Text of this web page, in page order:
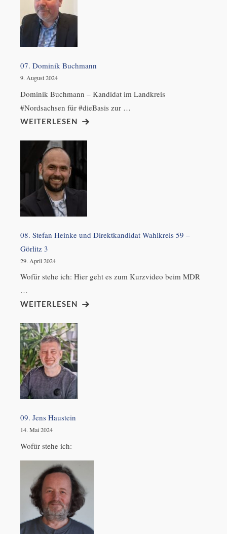
07. Dominik Buchmann
9. August 2024
Dominik Buchmann – Kandidat im Landkreis
#Nordsachsen für #dieBasis zur …
WEITERLESEN
08. Stefan Heinke und Direktkandidat Wahlkreis 59 –
Görlitz 3
29. April 2024
Wofür stehe ich: Hier geht es zum Kurzvideo beim MDR
…
WEITERLESEN
09. Jens Haustein
14. Mai 2024
Wofür stehe ich: